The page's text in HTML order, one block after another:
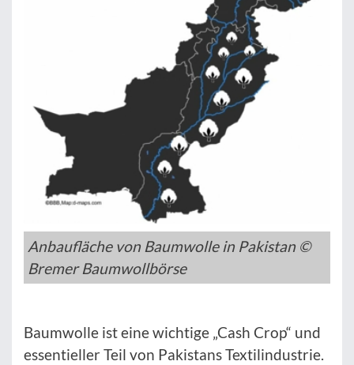
Anbaufläche von Baumwolle in Pakistan ©
Bremer Baumwollbörse
Baumwolle ist eine wichtige „Cash Crop“ und
essentieller Teil von Pakistans Textilindustrie.